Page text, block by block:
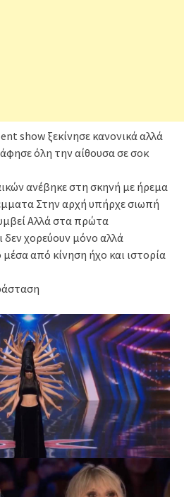
show ξεκίνησε κανονικά αλλά
όλη την αίθουσα σε σοκ
ανέβηκε στη σκηνή με ήρεμα
Στην αρχή υπήρχε σιωπή
Αλλά στα πρώτα
δεν χορεύουν μόνο αλλά
από κίνηση ήχο και ιστορία